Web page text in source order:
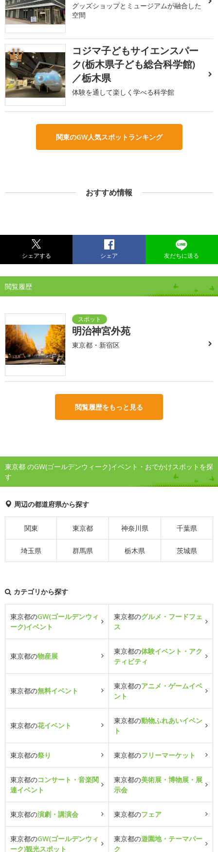
グッズショップとミュージアムが融合した
空間
3
コジマ子どもサイエンスパー
ク(栃木県子ども総合科学館)
／栃木県
体験を通して楽しく学べる科学館
関東のGW人気スポットランキング
おすすめ情報
シェアする シェア 友だちに送る
閲覧履歴
明治神宮外苑
東京都・新宿区
閲覧履歴をもっと見る
東京都 のGW(ゴールデンウィーク)イベント・おでかけスポットを探
す
周辺の都道府県から探す
関東 東京都 神奈川県 千葉県
埼玉県 群馬県 栃木県 茨城県
カテゴリから探す
東京都のGW(ゴールデンウィ
ーク)イベント
東京都のグルメ・フードフェ
ス
東京都の物産展
東京都の体験イベント・アク
ティビティ
東京都の無料イベント
東京都のアニメ・ゲームイベ
ント
東京都の花イベント
東京都の動物ふれあいイベン
ト
東京都の祭り 東京都のフリーマーケット
東京都のコンサート・音楽関
連イベント
東京都の美術展・博物展・展
示会
東京都の演劇・講演会 東京都のフェア
東京都のGW(ゴールデンウィ
ーク)観光スポット
東京都の遊園地・テーマパー
ク